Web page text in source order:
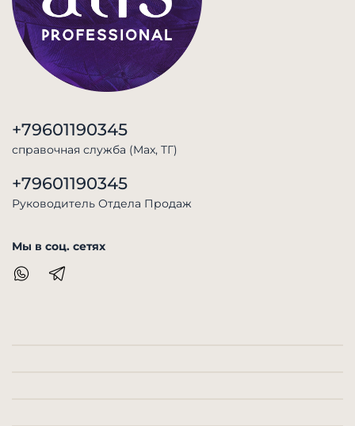
+79601190345
справочная служба (Max, TГ)
+79601190345
Руководитель Отдела Продаж
Мы в соц. сетях